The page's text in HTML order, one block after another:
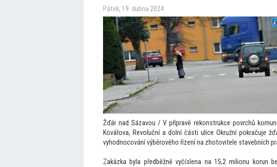
Pátek, 19. dubna 2024
Žďár nad Sázavou / V přípravě rekonstrukce povrchů
Kovářova, Revoluční a dolní části ulice Okružní pokračuje
vyhodnocování výběrového řízení na zhotovitele stavebních
Zakázka byla předběžně vyčíslena na 15,2 milionu korun